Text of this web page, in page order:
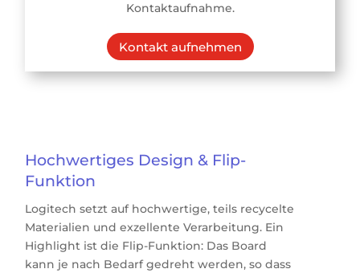
Kontaktaufnahme.
Kontakt aufnehmen
Hochwertiges Design & Flip-
Funktion
Logitech setzt auf hochwertige, teils recycelte
Materialien und exzellente Verarbeitung. Ein
Highlight ist die Flip-Funktion: Das Board
kann je nach Bedarf gedreht werden, so dass